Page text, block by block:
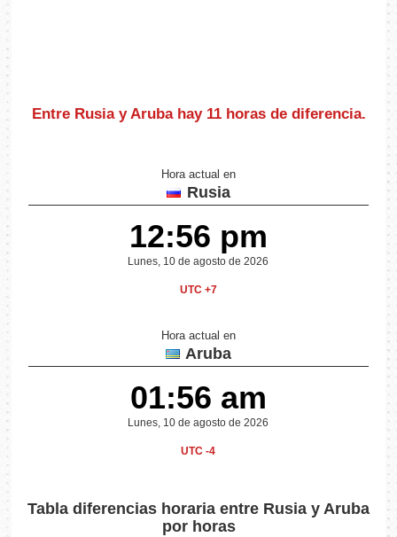
Entre Rusia y Aruba hay 11 horas de diferencia.
Hora actual en
Rusia
12:56 pm
Lunes, 10 de agosto de 2026
UTC +7
Hora actual en
Aruba
01:56 am
Lunes, 10 de agosto de 2026
UTC -4
Tabla diferencias horaria entre Rusia y Aruba
por horas